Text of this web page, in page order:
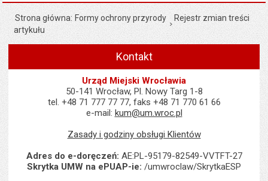
Strona główna Formy ochrony przyrody
Rejestr zmian treści
artykułu
Kontakt
Urząd Miejski Wrocławia
50-141 Wrocław, Pl. Nowy Targ 1-8
tel. +48 71 777 77 77, faks +48 71 770 61 66
e-mail: kum@um.wroc.pl
Zasady i godziny obsługi Klientów
Adres do e-doręczeń: AE:PL-95179-82549-VVTFT-27
Skrytka UMW na ePUAP-ie: /umwroclaw/SkrytkaESP